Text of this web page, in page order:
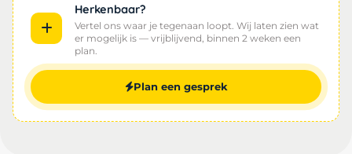
Herkenbaar?
Vertel ons waar je tegenaan loopt. Wij laten zien wat
er mogelijk is — vrijblijvend, binnen 2 weken een
plan.
Plan een gesprek